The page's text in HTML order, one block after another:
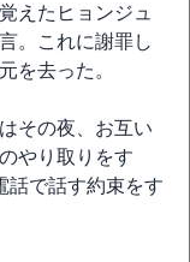
えたヒョンジュ
。これに謝罪し
を去った。
その夜、お互い
やり取りをす
話で話す約束をす